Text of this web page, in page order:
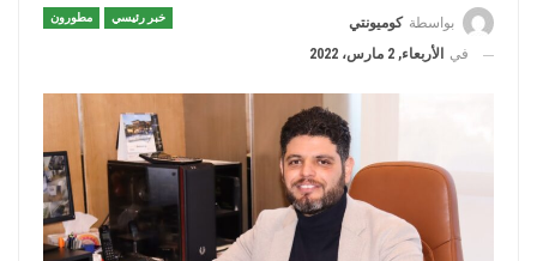
خبر رئيسي مطورون بواسطة كوميونتي
في
الأربعاء, 2 مارس، 2022